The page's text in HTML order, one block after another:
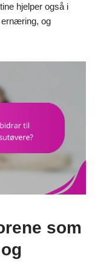
hjelper også i
ernæring, og
som